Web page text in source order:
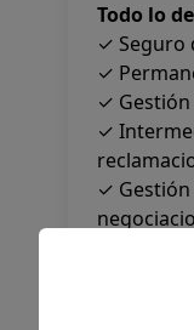
Todo lo
✓ Seguro
✓
✓ Gestión
✓
✓